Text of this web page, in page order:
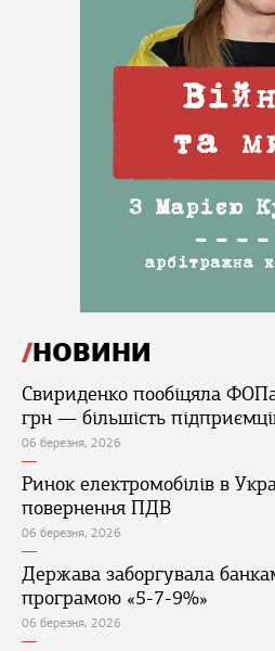
НОВИНИ
Свириденко пообіцяла
грн — більшість
06 березня, 2026
Ринок електромобілів в
повернення ПДВ
06 березня, 2026
Держава заборгувала
програмою «5-7-9%»
06 березня, 2026